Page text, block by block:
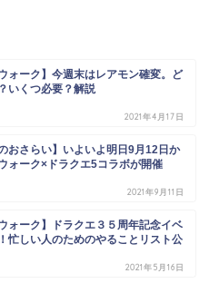
ォーク】今週末はレアモン確変。ど
いくつ必要？解説
2021年4月17日
おさらい】いよいよ明日9月12日か
ォーク×ドラクエ5コラボが開催
2021年9月11日
ォーク】ドラクエ３５周年記念イベ
忙しい人のためのやることリスト公
2021年5月16日